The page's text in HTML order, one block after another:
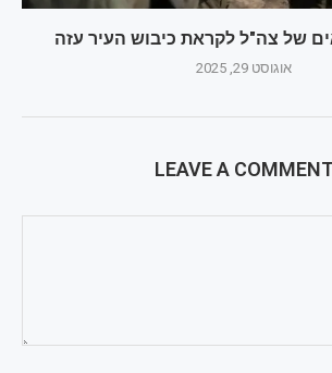
של צה"ל לקראת כיבוש העיר עזה
אוגוסט 29, 2025
LEAVE A